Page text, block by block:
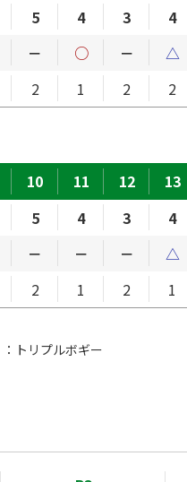
5
4 3 4
－
○ － △
2
1 2 2
10 11 12 13
5
4 3 4
－
－ － △
2
1 2 1
：トリプルボギー